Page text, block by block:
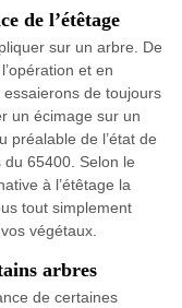
de l’étêtage
sur un arbre. De
et en
essaierons de toujours
un écimage sur un
préalable de l’état de
65400. Selon le
à l’étêtage la
tout simplement
végétaux.
arbres
de certaines